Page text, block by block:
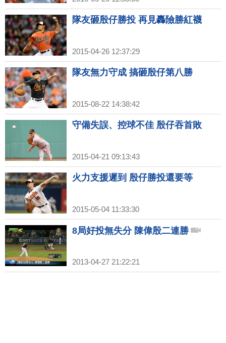
隊友砸殷仔勝投 再見轟險勝紅襪
2015-04-26 12:37:29
隊友無力守成 搞砸殷仔第八勝
2015-08-22 14:38:42
守備失誤、控球不佳 殷仔吞首敗
2015-04-21 09:13:43
火力支援遲到 殷仔勝投還要等
2015-05-04 11:33:30
8局好投無失分 陳偉殷二連勝
2013-04-27 21:22:21